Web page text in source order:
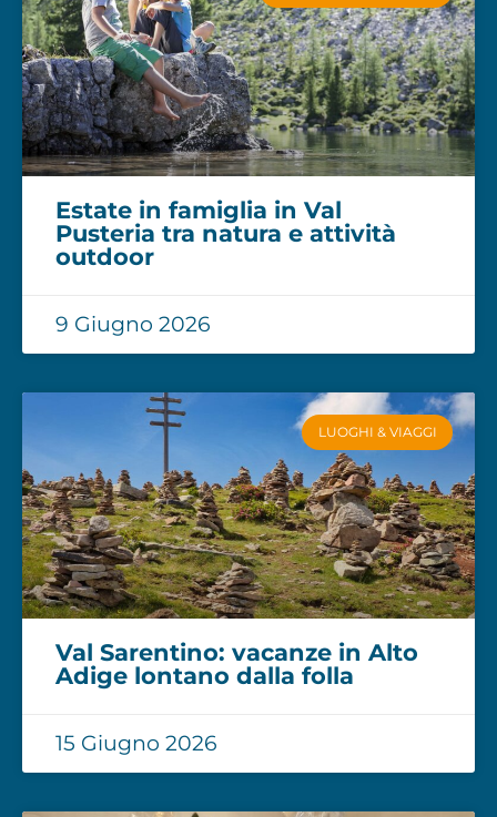
Estate in famiglia in Val
Pusteria tra natura e attività
outdoor
9 Giugno 2026
LUOGHI & VIAGGI
Val Sarentino: vacanze in Alto
Adige lontano dalla folla
15 Giugno 2026